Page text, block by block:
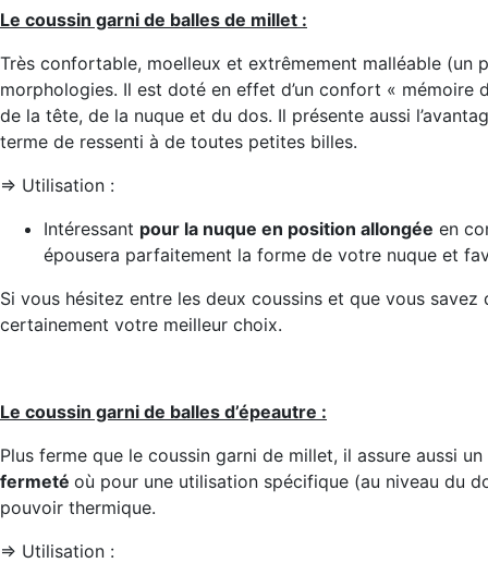
Le coussin garni de balles de millet :
Très confortable, moelleux et extrêmement malléable (un
morphologies. Il est doté en effet d’un confort « mémoire
de la tête, de la nuque et du dos. Il présente aussi
terme de ressenti à de toutes petites billes.
=> Utilisation :
Intéressant pour la nuque en position allongée en
épousera parfaitement la forme de votre nuque et
Si vous hésitez entre les deux coussins et que vous
certainement votre meilleur choix.
Le coussin garni de balles d’épeautre :
Plus ferme que le coussin garni de millet, il assure aussi
fermeté où pour une utilisation spécifique (au niveau du
pouvoir thermique.
=> Utilisation :